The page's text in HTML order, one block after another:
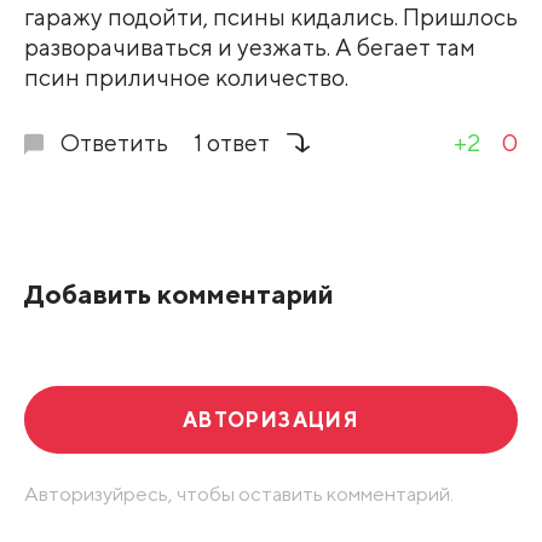
гаражу подойти, псины кидались. Пришлось
разворачиваться и уезжать. А бегает там
псин приличное количество.
Ответить 1 ответ +2 0
Добавить комментарий
АВТОРИЗАЦИЯ
Авторизуйресь, чтобы оставить комментарий.